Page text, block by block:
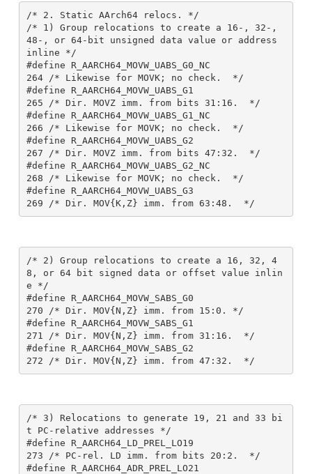
/* 2. Static AArch64 relocs. */
/* 1) Group relocations to create a 16-, 32-,
48-, or 64-bit unsigned data value or address
inline */
#define R_AARCH64_MOVW_UABS_G0_NC
264 /* Likewise for MOVK; no check.  */
#define R_AARCH64_MOVW_UABS_G1
265 /* Dir. MOVZ imm. from bits 31:16.  */
#define R_AARCH64_MOVW_UABS_G1_NC
266 /* Likewise for MOVK; no check.  */
#define R_AARCH64_MOVW_UABS_G2
267 /* Dir. MOVZ imm. from bits 47:32.  */
#define R_AARCH64_MOVW_UABS_G2_NC
268 /* Likewise for MOVK; no check.  */
#define R_AARCH64_MOVW_UABS_G3
/* 2) Group relocations to create a 16, 32, 4
8, or 64 bit signed data or offset value inlin
e */
#define R_AARCH64_MOVW_SABS_G0
270 /* Dir. MOV{N,Z} imm. from 15:0. */
#define R_AARCH64_MOVW_SABS_G1
271 /* Dir. MOV{N,Z} imm. from 31:16.  */
#define R_AARCH64_MOVW_SABS_G2
/* 3) Relocations to generate 19, 21 and 33 bi
t PC-relative addresses */
#define R_AARCH64_LD_PREL_LO19
273 /* PC-rel. LD imm. from bits 20:2.  */
#define R_AARCH64_ADR_PREL_LO21